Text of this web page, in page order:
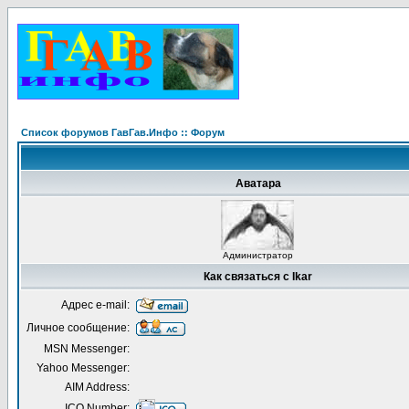
Список форумов ГавГав.Инфо :: Форум
Аватара
Администратор
Как связаться с Ikar
Адрес e-mail:
Личное сообщение:
MSN Messenger:
Yahoo Messenger:
AIM Address: